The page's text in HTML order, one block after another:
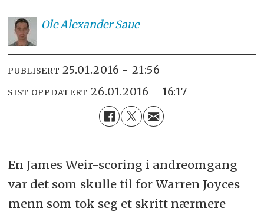
OleAlexander Saue
PUBLISERT 25.01.2016 - 21:56
SIST OPPDATERT 26.01.2016 - 16:17
En James Weir-scoring i andreomgang
var det som skulle til for Warren Joyces
menn som tok seg et skritt nærmere